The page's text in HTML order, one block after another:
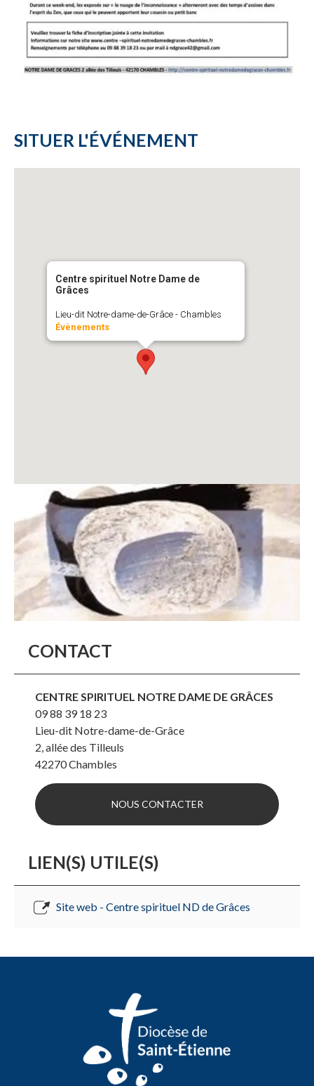
SITUER L'ÉVÉNEMENT
Centre spirituel Notre Dame de
Grâces
Lieu-dit Notre-dame-de-Grâce - Chambles
Évènements
CONTACT
CENTRE SPIRITUEL NOTRE DAME DE GRÂCES
09 88 39 18 23
Lieu-dit Notre-dame-de-Grâce
2, allée des Tilleuls
42270Chambles
NOUS CONTACTER
LIEN(S) UTILE(S)
Site web - Centre spirituel ND de Grâces